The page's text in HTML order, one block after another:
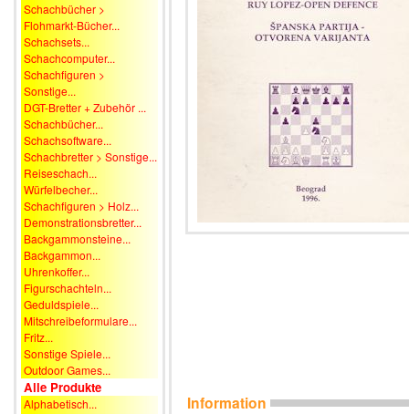
Schachbücher >
Flohmarkt-Bücher...
Schachsets...
Schachcomputer...
Schachfiguren >
Sonstige...
DGT-Bretter + Zubehör ...
Schachbücher...
Schachsoftware...
Schachbretter > Sonstige...
Reiseschach...
Würfelbecher...
Schachfiguren > Holz...
Demonstrationsbretter...
Backgammonsteine...
Backgammon...
Uhrenkoffer...
Figurschachteln...
Geduldspiele...
Mitschreibeformulare...
Fritz...
Sonstige Spiele...
Outdoor Games...
Alle Produkte
Alphabetisch... Information